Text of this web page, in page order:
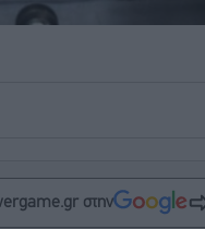
στην